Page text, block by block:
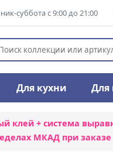
суббота с 9:00 до 21:00
Для кухни Для
клей + система
МКАД при заказе